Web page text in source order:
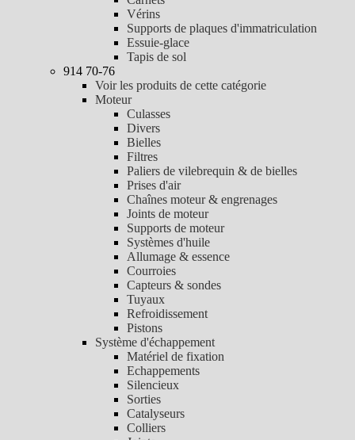
Vérins
Supports de plaques d'immatriculation
Essuie-glace
Tapis de sol
914 70-76
Voir les produits de cette catégorie
Moteur
Culasses
Divers
Bielles
Filtres
Paliers de vilebrequin & de bielles
Prises d'air
Chaînes moteur & engrenages
Joints de moteur
Supports de moteur
Systèmes d'huile
Allumage & essence
Courroies
Capteurs & sondes
Tuyaux
Refroidissement
Pistons
Système d'échappement
Matériel de fixation
Echappements
Silencieux
Sorties
Catalyseurs
Colliers